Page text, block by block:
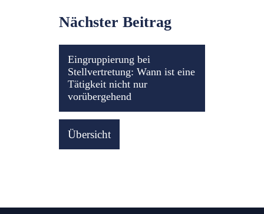
Nächster Beitrag
Eingruppierung bei
Stellvertretung: Wann ist eine
Tätigkeit nicht nur
vorübergehend
Übersicht